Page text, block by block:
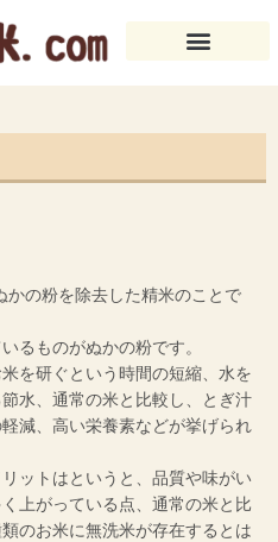
かの粉を除去した精米のことで
るものがぬかの粉です。
を研ぐという時間の短縮、水を
水、通常の米と比較し、とぎ汁
減、高い栄養素などが挙げられ
ットはというと、品質や味がい
上がっている点、通常の米と比
のお米に無洗米が存在するとは